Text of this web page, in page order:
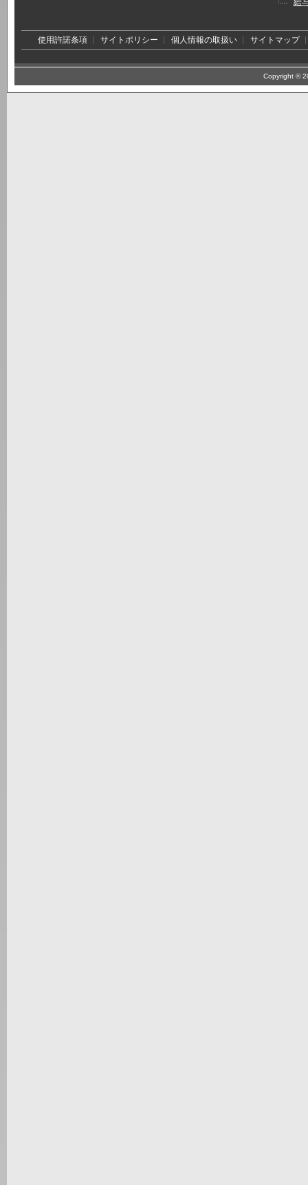
給
使用許諾条項 サイトポリシー 個人情報の取扱い サイトマップ
Copyright ©